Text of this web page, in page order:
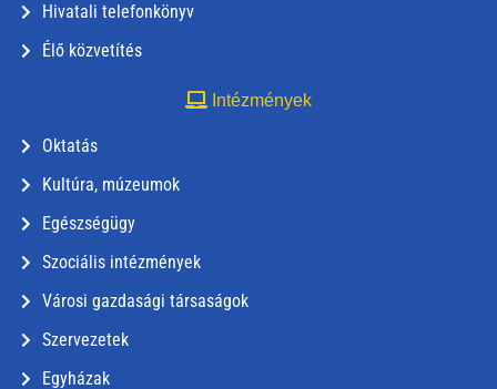
Hivatali telefonkönyv
Élő közvetítés
Intézmények
Oktatás
Kultúra, múzeumok
Egészségügy
Szociális intézmények
Városi gazdasági társaságok
Szervezetek
Egyházak